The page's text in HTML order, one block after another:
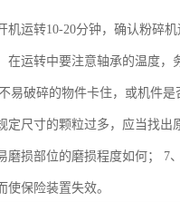
运转10-20分钟，确认粉碎
运转中要注意轴承的温度
破碎的物件卡住，或机件是
尺寸的颗粒过多，应当找
损部位的磨损程度如何； 7
保险装置失效。